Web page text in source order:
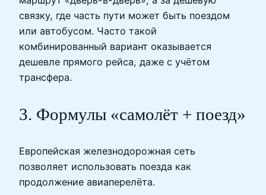
связку, где часть пути может быть поездом
или автобусом. Часто такой
комбинированный вариант оказывается
дешевле прямого рейса, даже с учётом
трансфера.
3. Формулы «самолёт + поезд»
Европейская железнодорожная сеть
позволяет использовать поезда как
продолжение авиаперелёта.